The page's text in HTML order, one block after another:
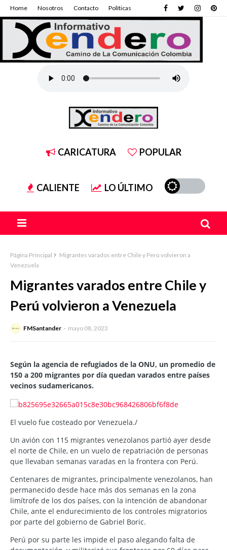
Home Nosotros Contacto Políticas
CARICATURA POPULAR
CALIENTE LO ÚLTIMO
Página Principal
Migrantes varados entre Chile y Perú volvieron a
Venezuela
Migrantes varados entre Chile y
Perú volvieron a Venezuela
FMSantander mayo 08, 2023
Según la agencia de refugiados de la ONU, un promedio de
150 a 200 migrantes por día quedan varados entre países
vecinos sudamericanos.
El vuelo fue costeado por Venezuela./
Un avión con 115 migrantes venezolanos partió ayer desde
el norte de Chile, en un vuelo de repatriación de personas
que llevaban semanas varadas en la frontera con Perú.
Centenares de migrantes, principalmente venezolanos, han
permanecido desde hace más dos semanas en la zona
limítrofe de los dos países, con la intención de abandonar
Chile, ante el endurecimiento de los controles migratorios
por parte del gobierno de Gabriel Boric.
Perú por su parte les impide el paso alegando falta de